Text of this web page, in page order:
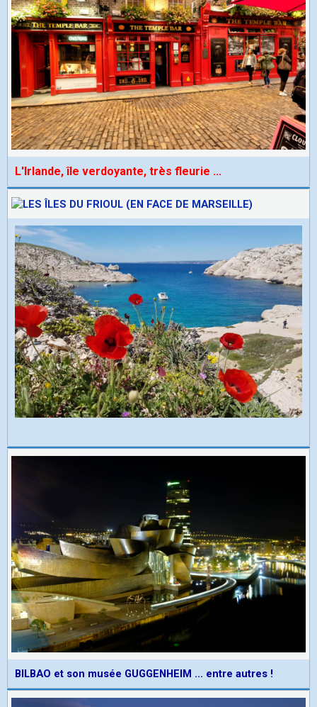
L'Irlande, île verdoyante, très fleurie ...
BILBAO et son musée GUGGENHEIM ... entre autres !